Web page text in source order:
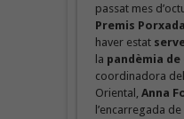
passat mes
Premis
haver estat
la pandèmia de
coordinadora del
Oriental, Anna
l’encarregada